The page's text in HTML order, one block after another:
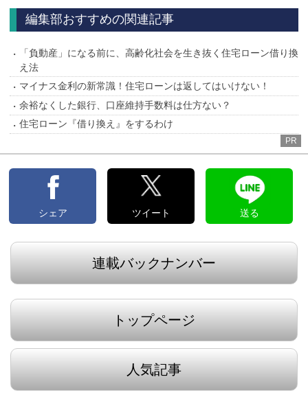
へ
へ
編集部おすすめの関連記事
「負動産」になる前に、高齢化社会を生き抜く住宅ローン借り換
え法
マイナス金利の新常識！住宅ローンは返してはいけない！
余裕なくした銀行、口座維持手数料は仕方ない？
住宅ローン『借り換え』をするわけ
PR
シェア ツイート 送る
連載バックナンバー
トップページ
人気記事